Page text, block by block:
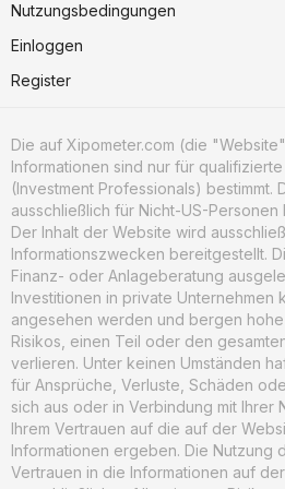
Nutzungsbedingungen
Einloggen
Register
Die auf Xipometer.com (die
Informationen sind nur für
(Investment Professionals) bestimmt.
ausschließlich für Nicht-US-Personen
Der Inhalt der Website wird
Informationszwecken bereitgestellt.
Finanz- oder Anlageberatung
Investitionen in private Unternehmen
angesehen werden und bergen
Risikos, einen Teil oder den
verlieren. Unter keinen Umständen
für Ansprüche, Verluste, Schäden
sich aus oder in Verbindung mit Ihrer
Ihrem Vertrauen auf die auf der
Informationen ergeben. Die Nutzung
Vertrauen in die Informationen auf